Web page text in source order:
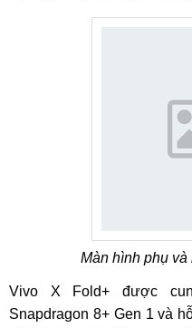
Màn hình phụ
Vivo X Fold+ được
Snapdragon 8+ Gen 1 và